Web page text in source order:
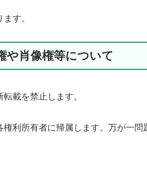
す。
や肖像権等について
載を禁止します。
利所有者に帰属します。万が一